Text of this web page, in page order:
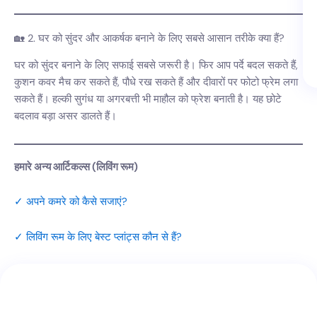
🏡 2. घर को सुंदर और आकर्षक बनाने के लिए सबसे आसान तरीके क्या हैं?
घर को सुंदर बनाने के लिए सफाई सबसे जरूरी है। फिर आप पर्दे बदल सकते हैं,
कुशन कवर मैच कर सकते हैं, पौधे रख सकते हैं और दीवारों पर फोटो फ्रेम लगा
सकते हैं। हल्की सुगंध या अगरबत्ती भी माहौल को फ्रेश बनाती है। यह छोटे
बदलाव बड़ा असर डालते हैं।
हमारे अन्य आर्टिकल्स (लिविंग रूम)
✓ अपने कमरे को कैसे सजाएं?
✓ लिविंग रूम के लिए बेस्ट प्लांट्स कौन से हैं?